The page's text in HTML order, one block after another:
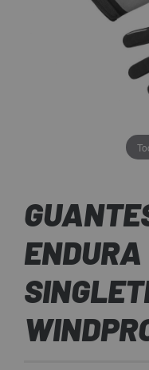
ENDURA